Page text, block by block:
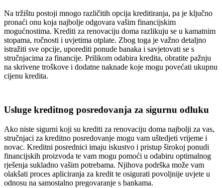
Na tržištu postoji mnogo različitih opcija kreditiranja, pa je ključno
pronaći onu koja najbolje odgovara vašim financijskim
mogućnostima. Krediti za renovaciju doma razlikuju se u kamatnim
stopama, ročnosti i uvjetima otplate. Zbog toga je važno detaljno
istražiti sve opcije, uporediti ponude banaka i savjetovati se s
stručnjacima za financije. Prilikom odabira kredita, obratite pažnju
na skrivene troškove i dodatne naknade koje mogu povećati ukupnu
cijenu kredita.
Usluge kreditnog posredovanja za sigurnu odluku
Ako niste sigurni koji su krediti za renovaciju doma najbolji za vas,
stručnjaci za kreditno posredovanje mogu vam uštedjeti vrijeme i
novac. Kreditni posrednici imaju iskustvo i pristup širokoj ponudi
financijskih proizvoda te vam mogu pomoći u odabiru optimalnog
rješenja sukladno vašim potrebama. Njihova podrška može vam
olakšati proces apliciranja za kredit te osigurati povoljnije uvjete u
odnosu na samostalno pregovaranje s bankama.